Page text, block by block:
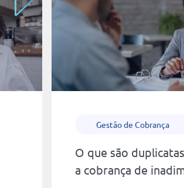
Gestão de Cobrança
O que são
a cobrança de